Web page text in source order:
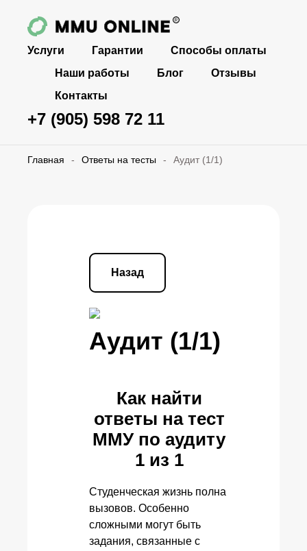
Услуги Гарантии
Способы оплаты
Наши работы
Блог
Отзывы
Контакты
+7 (905) 598 72 11
Главная - Ответы на тесты - Аудит (1/1)
Назад
Аудит (1/1)
Как найти
ответы на тест
ММУ по аудиту
1 из 1
Студенческая жизнь полна
вызовов. Особенно
сложными могут быть
задания, связанные с